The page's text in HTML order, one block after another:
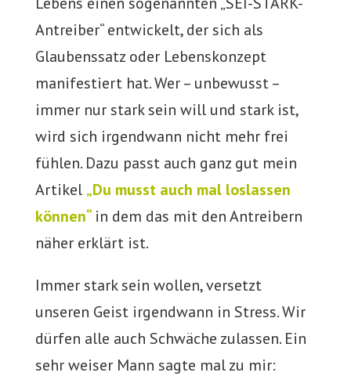
Antreiber“ entwickelt, der sich als
Glaubenssatz oder Lebenskonzept
manifestiert hat. Wer – unbewusst –
immer nur stark sein will und stark ist,
wird sich irgendwann nicht mehr frei
fühlen. Dazu passt auch ganz gut mein
Artikel „Du musst auch mal loslassen
können“ in dem das mit den Antreibern
näher erklärt ist.
Immer stark sein wollen, versetzt
unseren Geist irgendwann in Stress. Wir
dürfen alle auch Schwäche zulassen. Ein
sehr weiser Mann sagte mal zu mir: